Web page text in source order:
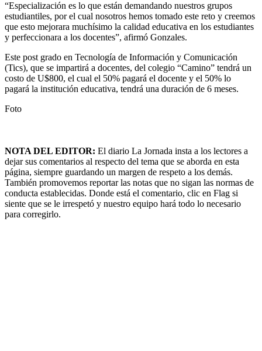
“Especialización es lo que están demandando nuestros grupos
estudiantiles, por el cual nosotros hemos tomado este reto y creemos
que esto mejorara muchísimo la calidad educativa en los estudiantes
y perfeccionara a los docentes”, afirmó Gonzales.
Este post grado en Tecnología de Información y Comunicación
(Tics), que se impartirá a docentes, del colegio “Camino” tendrá un
costo de U$800, el cual el 50% pagará el docente y el 50% lo
pagará la institución educativa, tendrá una duración de 6 meses.
Foto
NOTA DEL EDITOR: El diario La Jornada insta a los lectores a
dejar sus comentarios al respecto del tema que se aborda en esta
página, siempre guardando un margen de respeto a los demás.
También promovemos reportar las notas que no sigan las normas de
conducta establecidas. Donde está el comentario, clic en Flag si
siente que se le irrespetó y nuestro equipo hará todo lo necesario
para corregirlo.